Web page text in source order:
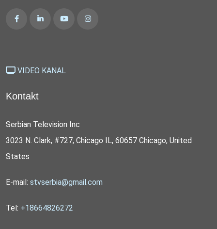
VIDEO KANAL
Kontakt
Serbian Television Inc
3023 N. Clark, #727, Chicago IL, 60657 Chicago, United
States
E-mail: stvserbia@gmail.com
Tel: +18664826272